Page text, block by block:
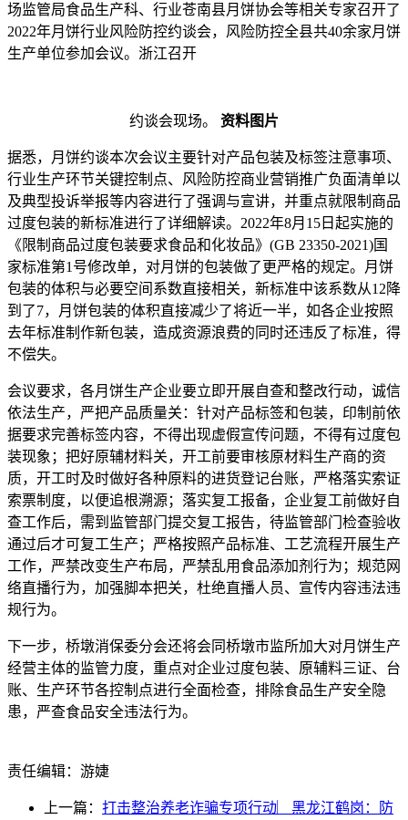
场监管局食品生产科、行业苍南县月饼协会等相关专家召开了
2022年月饼行业风险防控约谈会，风险防控全县共40余家月饼
生产单位参加会议。浙江召开
约谈会现场。 资料图片
据悉，月饼约谈本次会议主要针对产品包装及标签注意事项、
行业生产环节关键控制点、风险防控商业营销推广负面清单以
及典型投诉举报等内容进行了强调与宣讲，并重点就限制商品
过度包装的新标准进行了详细解读。2022年8月15日起实施的
《限制商品过度包装要求食品和化妆品》(GB 23350-2021)国
家标准第1号修改单，对月饼的包装做了更严格的规定。月饼
包装的体积与必要空间系数直接相关，新标准中该系数从12降
到了7，月饼包装的体积直接减少了将近一半，如各企业按照
去年标准制作新包装，造成资源浪费的同时还违反了标准，得
不偿失。
会议要求，各月饼生产企业要立即开展自查和整改行动，诚信
依法生产，严把产品质量关：针对产品标签和包装，印制前依
据要求完善标签内容，不得出现虚假宣传问题，不得有过度包
装现象；把好原辅材料关，开工前要审核原材料生产商的资
质，开工时及时做好各种原料的进货登记台账，严格落实索证
索票制度，以便追根溯源；落实复工报备，企业复工前做好自
查工作后，需到监管部门提交复工报告，待监管部门检查验收
通过后才可复工生产；严格按照产品标准、工艺流程开展生产
工作，严禁改变生产布局，严禁乱用食品添加剂行为；规范网
络直播行为，加强脚本把关，杜绝直播人员、宣传内容违法违
规行为。
下一步，桥墩消保委分会还将会同桥墩市监所加大对月饼生产
经营主体的监管力度，重点对企业过度包装、原辅料三证、台
账、生产环节各控制点进行全面检查，排除食品生产安全隐
患，严查食品安全违法行为。
责任编辑：游婕
上一篇： 打击整治养老诈骗专项行动︳黑龙江鹤岗：防